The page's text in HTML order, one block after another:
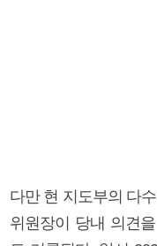
다만 현 지도부의 다
위원장이 당내 의견